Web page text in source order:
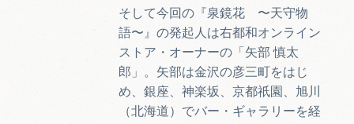
そして今回の『泉鏡花 〜天守物
語〜』の発起人は右都和オンライン
ストア・オーナーの「矢部 慎太
郎」。矢部は金沢の彦三町をはじ
め、銀座、神楽坂、京都祇園、旭川
（北海道）でバー・ギャラリーを経